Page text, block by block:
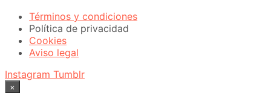
Términos y condiciones
Política de privacidad
Cookies
Aviso legal
Instagram Tumblr
×